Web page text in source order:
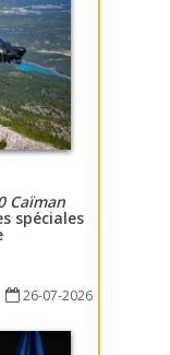
Caïman
spéciales
26-07-2026